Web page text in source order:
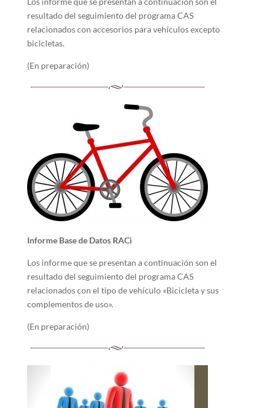
resultado del seguimiento del programa CAS
relacionados con accesorios para vehículos excepto
bicicletas.
(En preparación)
Informe Base de Datos RACi
Los informe que se presentan a continuación son el
resultado del seguimiento del programa CAS
relacionados con el tipo de vehículo «Bicicleta y sus
complementos de uso».
(En preparación)